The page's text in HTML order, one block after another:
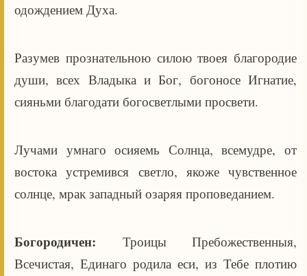
одождением Духа.
Разумев прознательною силою твоея благородие
души, всех Владыка и Бог, богоносе Игнатие,
сияньми благодати богосветлыми просвети.
Лучами умнаго осияемь Солнца, всемудре, от
востока устремився светло, якоже чувственное
солнце, мрак западный озаряя проповеданием.
Богородичен: Троицы Пребожественныя,
Всечистая, Единаго родила еси, из Тебе плотию